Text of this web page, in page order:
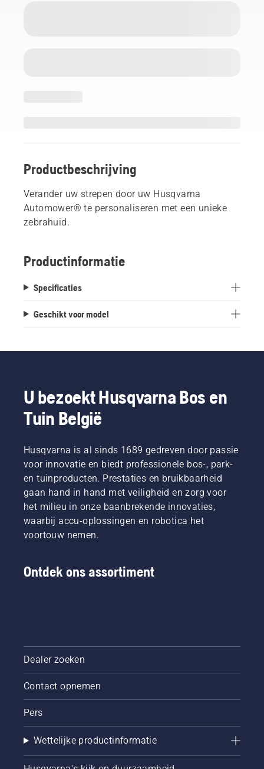
Productbeschrijving
Verander uw strepen door uw Husqvarna
Automower® te personaliseren met een unieke
zebrahuid.
Productinformatie
Specificaties
Geschikt voor model
U bezoekt Husqvarna Bos en
Tuin België
Husqvarna is al sinds 1689 gedreven door passie
voor innovatie en biedt professionele bos-, park-
en tuinproducten. Prestaties en bruikbaarheid
gaan hand in hand met veiligheid en zorg voor
het milieu in onze baanbrekende innovaties,
waarbij accu-oplossingen en robotica het
voortouw nemen.
Ontdek ons assortiment
Dealer zoeken
Contact opnemen
Pers
Wettelijke productinformatie